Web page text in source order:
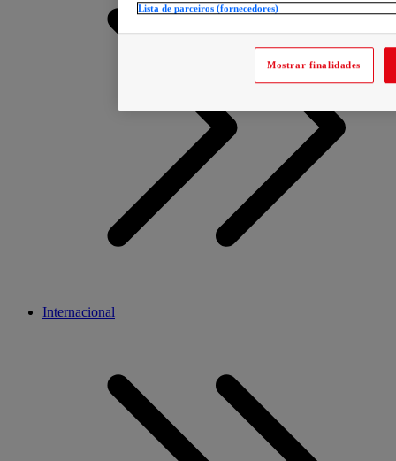
Internacional
Lista de parceiros (fornecedores)
Mostrar finalidades